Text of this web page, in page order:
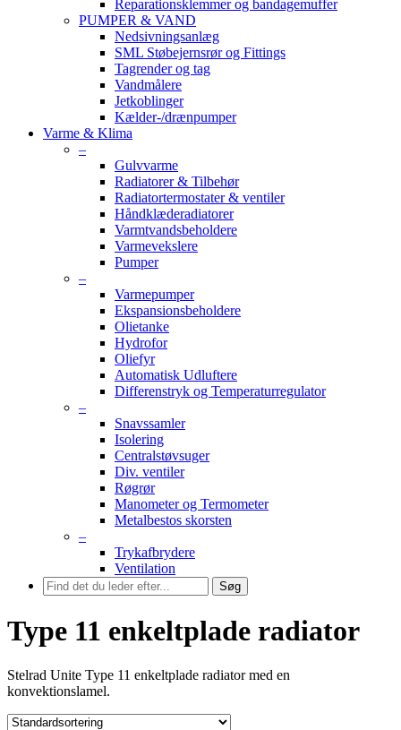
Reparationsklemmer og bandagemuffer
PUMPER & VAND
Nedsivningsanlæg
SML Støbejernsrør og Fittings
Tagrender og tag
Vandmålere
Jetkoblinger
Kælder-/drænpumper
Varme & Klima
–
Gulvvarme
Radiatorer & Tilbehør
Radiatortermostater & ventiler
Håndklæderadiatorer
Varmtvandsbeholdere
Varmevekslere
Pumper
–
Varmepumper
Ekspansionsbeholdere
Olietanke
Hydrofor
Oliefyr
Automatisk Udluftere
Differenstryk og Temperaturregulator
–
Snavssamler
Isolering
Centralstøvsuger
Div. ventiler
Røgrør
Manometer og Termometer
Metalbestos skorsten
–
Trykafbrydere
Ventilation
Søg
Type 11 enkeltplade radiator
Stelrad Unite Type 11 enkeltplade radiator med en
konvektionslamel.